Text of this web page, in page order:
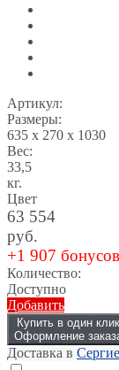
Артикул:
Размеры:
635 x 270 x 1030
Вес:
33,5
кг.
Цвет
63 554
руб.
+1 907
Количество:
Доступно
Добавить
Купить в один клик
Оформление
Доставка в